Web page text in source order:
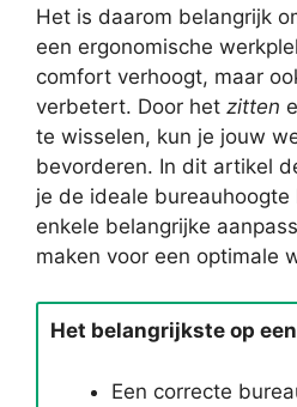
Het is daarom belangrijk
een ergonomische
comfort verhoogt, maar
verbetert. Door het zitten
te wisselen, kun je jouw
bevorderen. In dit artikel
je de ideale bureauhoogte
enkele belangrijke
maken voor een optimale
Het belangrijkste op
Een correcte